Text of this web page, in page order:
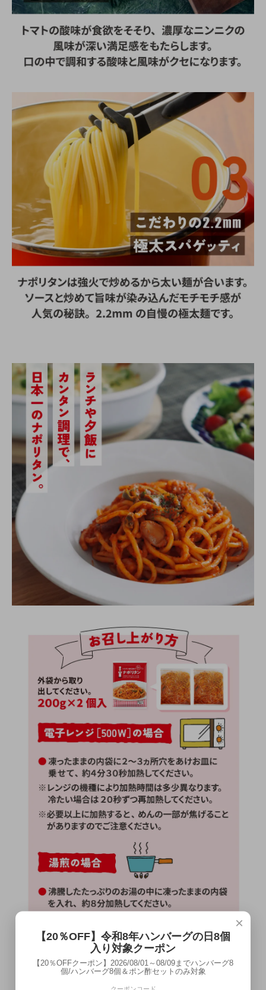
×
【20％OFF】令和8年ハンバーグの日8個
入り対象クーポン
【20％OFFクーポン】2026/08/01～08/09までハンバーグ8
個/ハンバーグ8個＆ポン酢セットのみ対象
クーポンコード